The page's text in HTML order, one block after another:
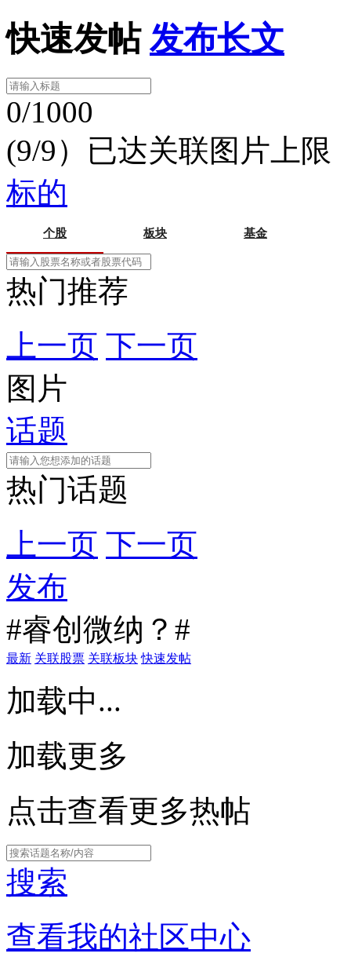
快速发帖 发布长文
0/1000
(9/9）已达关联图片上限
标的
个股 板块 基金
热门推荐
上一页 下一页
图片
话题
热门话题
上一页 下一页
发布
#睿创微纳？#
最新 关联股票 关联板块 快速发帖
加载中...
加载更多
点击查看更多热帖
搜索
查看我的社区中心